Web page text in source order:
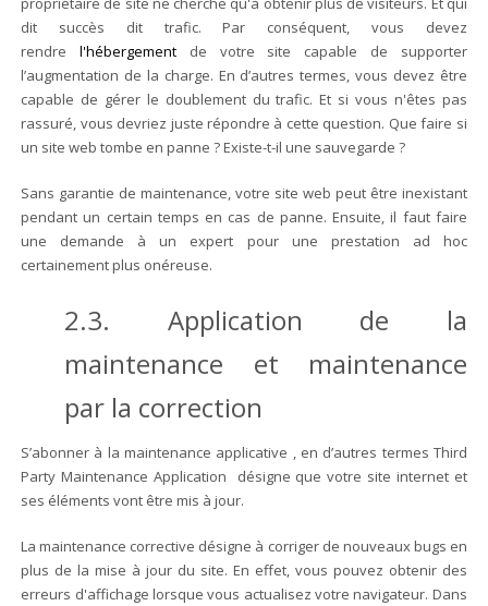
dit succès dit trafic. Par conséquent, vous devez
rendre l'hébergement de votre site capable de supporter
l’augmentation de la charge. En d’autres termes, vous devez être
capable de gérer le doublement du trafic. Et si vous n'êtes pas
rassuré, vous devriez juste répondre à cette question. Que faire si
un site web tombe en panne ? Existe-t-il une sauvegarde ?
Sans garantie de maintenance, votre site web peut être inexistant
pendant un certain temps en cas de panne. Ensuite, il faut faire
une demande à un expert pour une prestation ad hoc
certainement plus onéreuse.
2.3. Application de la
maintenance et maintenance
par la correction
S’abonner à la maintenance applicative , en d’autres termes Third
Party Maintenance Application désigne que votre site internet et
ses éléments vont être mis à jour.
La maintenance corrective désigne à corriger de nouveaux bugs en
plus de la mise à jour du site. En effet, vous pouvez obtenir des
erreurs d'affichage lorsque vous actualisez votre navigateur. Dans